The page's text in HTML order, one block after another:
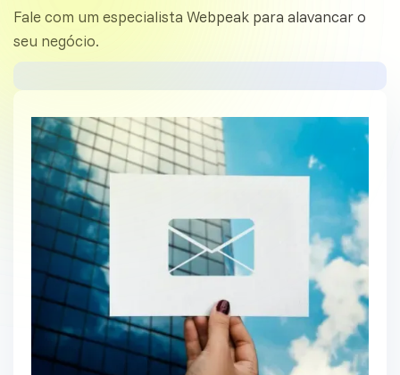
Fale com um especialista Webpeak para alavancar o
seu negócio.